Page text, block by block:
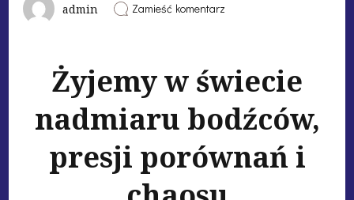
admin Zamieść komentarz
Żyjemy w świecie
nadmiaru bodźców,
presji porównań i